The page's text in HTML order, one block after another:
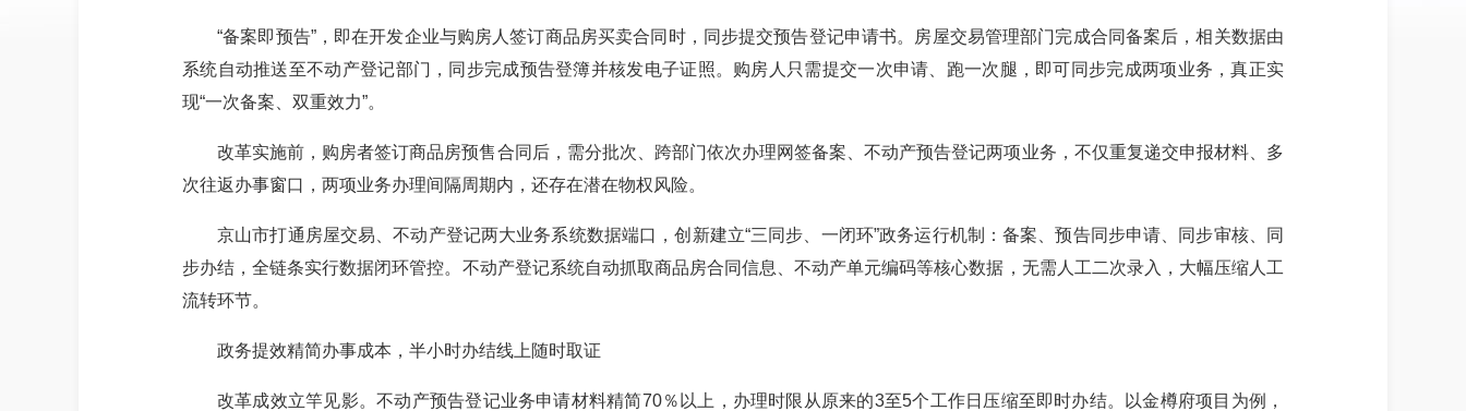
“备案即预告”，即在开发企业与购房人签订商品房买卖合同时，同步提交预告登记申请书。房屋交易管理部门完成合同备案后，相关数据由
系统自动推送至不动产登记部门，同步完成预告登簿并核发电子证照。购房人只需提交一次申请、跑一次腿，即可同步完成两项业务，真正实
现“一次备案、双重效力”。
改革实施前，购房者签订商品房预售合同后，需分批次、跨部门依次办理网签备案、不动产预告登记两项业务，不仅重复递交申报材料、多
次往返办事窗口，两项业务办理间隔周期内，还存在潜在物权风险。
京山市打通房屋交易、不动产登记两大业务系统数据端口，创新建立“三同步、一闭环”政务运行机制：备案、预告同步申请、同步审核、同
步办结，全链条实行数据闭环管控。不动产登记系统自动抓取商品房合同信息、不动产单元编码等核心数据，无需人工二次录入，大幅压缩人工
流转环节。
政务提效精简办事成本，半小时办结线上随时取证
改革成效立竿见影。不动产预告登记业务申请材料精简70％以上，办理时限从原来的3至5个工作日压缩至即时办结。以金樽府项目为例，